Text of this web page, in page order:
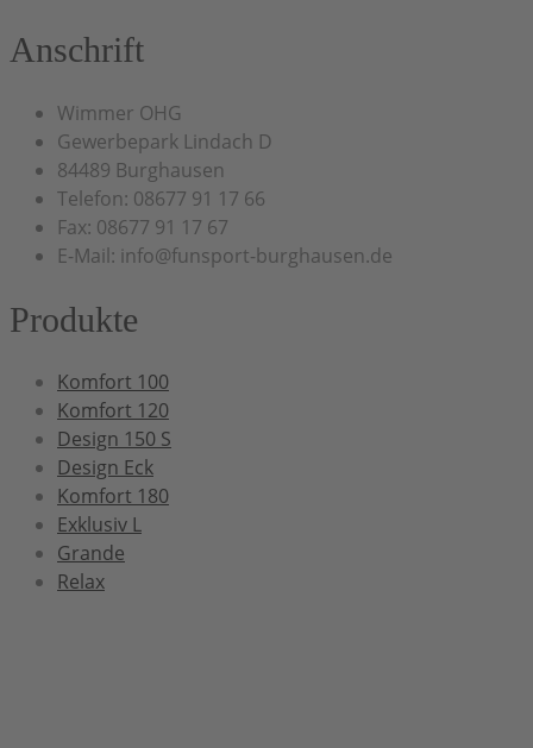
Anschrift
Wimmer OHG
Gewerbepark Lindach D
84489 Burghausen
Telefon: 08677 91 17 66
Fax: 08677 91 17 67
E-Mail: info@funsport-burghausen.de
Produkte
Komfort 100
Komfort 120
Design 150 S
Design Eck
Komfort 180
Exklusiv L
Grande
Relax